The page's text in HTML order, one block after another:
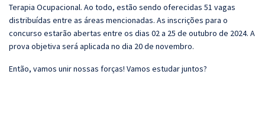
Terapia Ocupacional. Ao todo, estão sendo oferecidas 51 vagas
distribuídas entre as áreas mencionadas. As inscrições para o
concurso estarão abertas entre os dias 02 a 25 de outubro de 2024. A
prova objetiva será aplicada no dia 20 de novembro.
Então, vamos unir nossas forças! Vamos estudar juntos?